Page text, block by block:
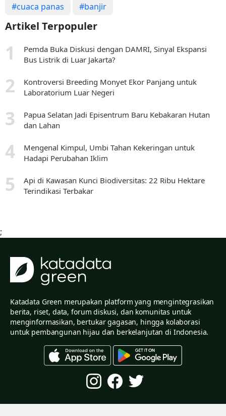
#cuaca panas #banjir
Artikel Terpopuler
Pemda Buka Diskusi dengan DAMRI, Sinyal Ekspansi
Bus Listrik di Luar Jakarta?
Kontroversi Breeding Monyet Ekor Panjang untuk
Laboratorium Luar Negeri
Papua Selatan Jadi Episentrum Baru Kebakaran Hutan
dan Lahan
Mengenal Kimpul, Umbi Tahan Kekeringan untuk
Hadapi Perubahan Iklim
Api di Kawasan Kunci Biodiversitas: 22 Ribu Hektare
Terindikasi Terbakar
;
Katadata Green merupakan platform yang mengintegrasikan
berita, riset, data, forum diskusi, dan komunitas untuk
menginformasikan, bertukar gagasan, hingga kolaborasi
untuk pembangunan hijau dan berkelanjutan di Indonesia.